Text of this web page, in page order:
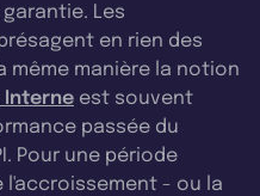
Les
en rien des
même manière la notion
Interne est souvent
passée du
Pour une période
l'accroissement - ou la